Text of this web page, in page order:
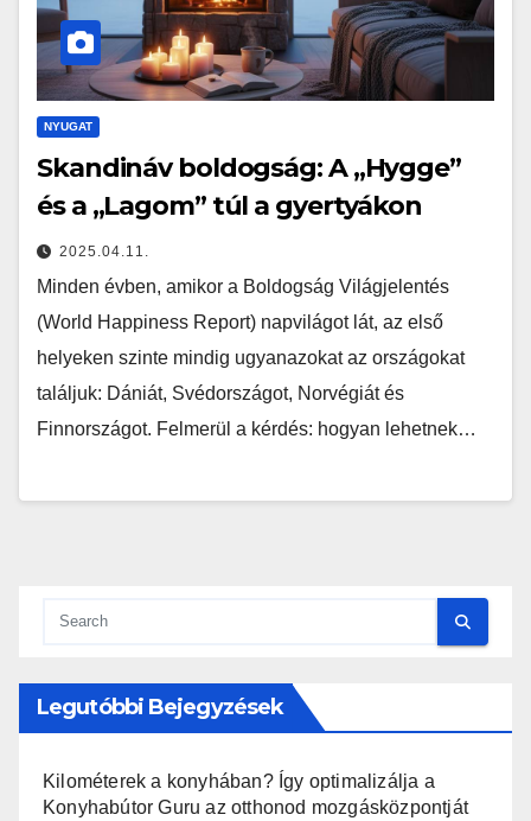
NYUGAT
Skandináv boldogság: A „Hygge”
és a „Lagom” túl a gyertyákon
2025.04.11.
Minden évben, amikor a Boldogság Világjelentés
(World Happiness Report) napvilágot lát, az első
helyeken szinte mindig ugyanazokat az országokat
találjuk: Dániát, Svédországot, Norvégiát és
Finnországot. Felmerül a kérdés: hogyan lehetnek…
Legutóbbi Bejegyzések
Kilométerek a konyhában? Így optimalizálja a
Konyhabútor Guru az otthonod mozgásközpontját